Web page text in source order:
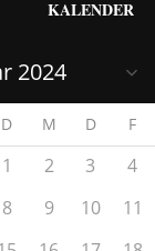
KALENDER
D M D F
1 2 3 4
8 9 10 11